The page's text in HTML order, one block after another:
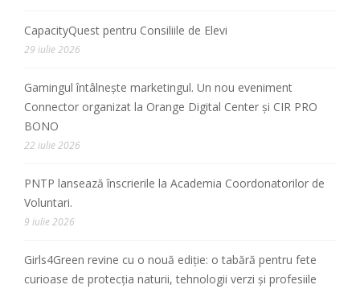
CapacityQuest pentru Consiliile de Elevi
29 iulie 2026
Gamingul întâlnește marketingul. Un nou eveniment
Connector organizat la Orange Digital Center și CIR PRO
BONO
22 iulie 2026
PNTP lansează înscrierile la Academia Coordonatorilor de
Voluntari.
9 iulie 2026
Girls4Green revine cu o nouă ediție: o tabără pentru fete
curioase de protecția naturii, tehnologii verzi și profesiile